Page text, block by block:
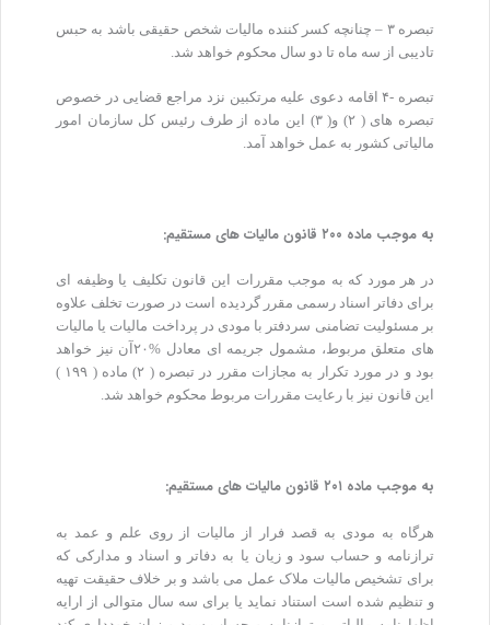
تبصره ۳ – چنانچه کسر کننده مالیات شخص حقیقی باشد به حبس
تادیبی از سه ماه تا دو سال محکوم خواهد شد.
تبصره -۴ اقامه دعوی علیه مرتکبین نزد مراجع قضایی در خصوص
تبصره های ( ۲) و( ۳) این ماده از طرف رئیس کل سازمان امور
مالیاتی کشور به عمل خواهد آمد.
به موجب ماده ۲۰۰ قانون مالیات های مستقیم:
در هر مورد که به موجب مقررات این قانون تکلیف یا وظیفه ای
برای دفاتر اسناد رسمی مقرر گردیده است در صورت تخلف علاوه
بر مسئولیت تضامنی سردفتر با مودی در پرداخت مالیات یا مالیات
های متعلق مربوط، مشمول جریمه ای معادل %۲۰آن نیز خواهد
بود و در مورد تکرار به مجازات مقرر در تبصره ( ۲) ماده ( ۱۹۹ )
این قانون نیز با رعایت مقررات مربوط محکوم خواهد شد.
به موجب ماده ۲۰۱ قانون مالیات های مستقیم:
هرگاه به مودی به قصد فرار از مالیات از روی علم و عمد به
ترازنامه و حساب سود و زیان یا به دفاتر و اسناد و مدارکی که
برای تشخیص مالیات ملاک عمل می باشد و بر خلاف حقیقت تهیه
و تنظیم شده است استناد نماید یا برای سه سال متوالی از ارایه